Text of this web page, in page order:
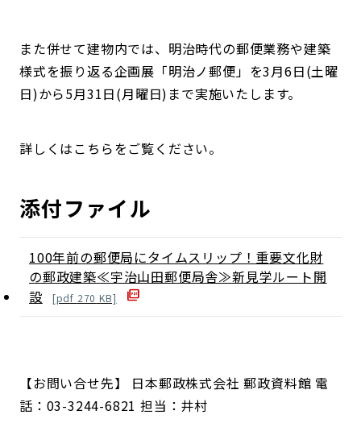
また併せて建物内では、明治時代の郵便業務や建築
様式を振り返る企画展「明治ノ郵便」を3月6日(土曜
日)から5月31日(月曜日)まで実施いたします。
詳しくはこちらをご覧ください。
添付ファイル
100年前の郵便局にタイムスリップ！重要文化財
の郵政建築≪宇治山田郵便局舎≫新見学ルート開
設
[pdf 270 KB]
【お問い合せ先】 日本郵政株式会社 郵政資料館 電
話：03-3244-6821 担当：井村